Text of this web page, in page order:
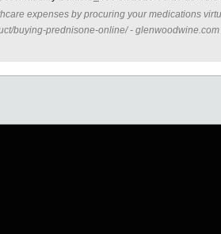
expenses by procuring your medications
buying-prednisone-online/ -